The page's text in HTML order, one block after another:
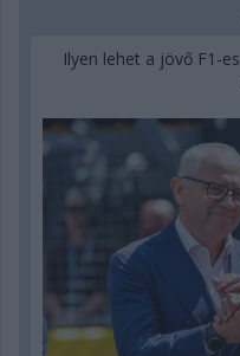
Ilyen lehet a jövő F1-